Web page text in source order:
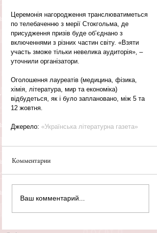
Церемонія нагородження транслюватиметься
по телебаченню з мерії Стокгольма, де
присудження призів буде об’єднано з
включеннями з різних частин світу. «Взяти
участь зможе тільки невелика аудиторія», –
уточнили організатори.
Оголошення лауреатів (медицина, фізика,
хімія, література, мир та економіка)
відбудеться, як і було заплановано, між 5 та
12 жовтня.
Джерело: «Українська літературна газета»
Комментарии
Ваш комментарий...